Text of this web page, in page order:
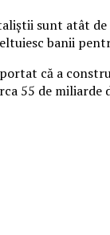
sunt atât
banii
că a
de miliarde